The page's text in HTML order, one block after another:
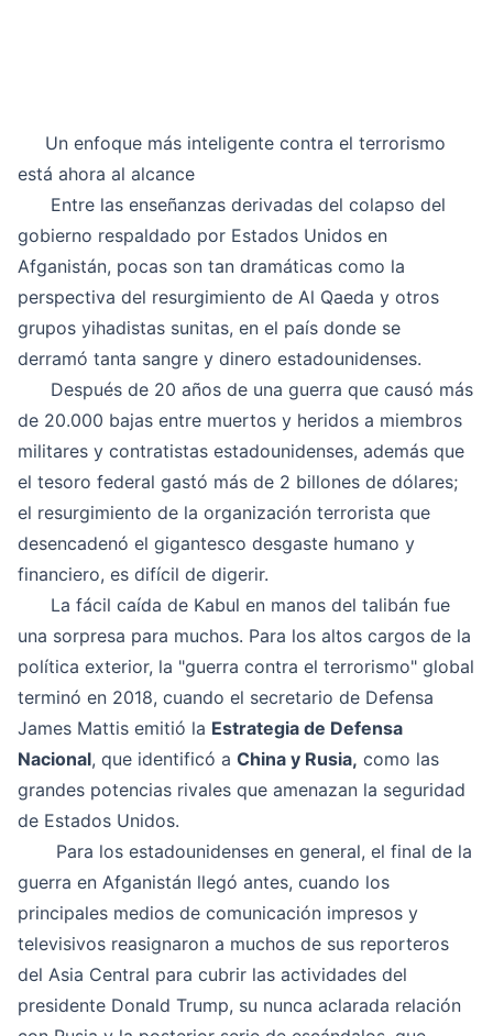
Un enfoque más inteligente contra el terrorismo
está ahora al alcance
Entre las enseñanzas derivadas del colapso del
gobierno respaldado por Estados Unidos en
Afganistán, pocas son tan dramáticas como la
perspectiva del resurgimiento de Al Qaeda y otros
grupos yihadistas sunitas, en el país donde se
derramó tanta sangre y dinero estadounidenses.
Después de 20 años de una guerra que causó más
de 20.000 bajas entre muertos y heridos a miembros
militares y contratistas estadounidenses, además que
el tesoro federal gastó más de 2 billones de dólares;
el resurgimiento de la organización terrorista que
desencadenó el gigantesco desgaste humano y
financiero, es difícil de digerir.
La fácil caída de Kabul en manos del talibán fue
una sorpresa para muchos. Para los altos cargos de la
política exterior, la "guerra contra el terrorismo" global
terminó en 2018, cuando el secretario de Defensa
James Mattis emitió la Estrategia de Defensa
Nacional, que identificó a China y Rusia, como las
grandes potencias rivales que amenazan la seguridad
de Estados Unidos.
Para los estadounidenses en general, el final de la
guerra en Afganistán llegó antes, cuando los
principales medios de comunicación impresos y
televisivos reasignaron a muchos de sus reporteros
del Asia Central para cubrir las actividades del
presidente Donald Trump, su nunca aclarada relación